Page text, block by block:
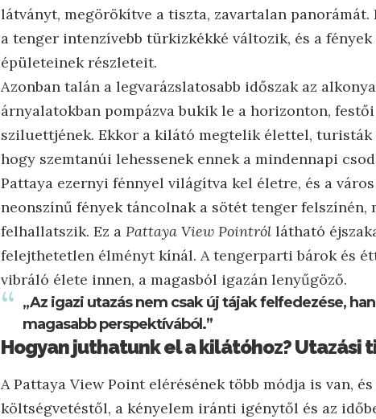
látványt, megörökítve a tiszta, zavartalan panorámát.
a tenger intenzívebb türkizkékké változik, és a fények
épületeinek részleteit.
Azonban talán a legvarázslatosabb időszak az
árnyalatokban pompázva bukik le a horizonton,
sziluettjének. Ekkor a kilátó megtelik élettel, turisták
hogy szemtanúi lehessenek ennek a mindennapi
Pattaya ezernyi fénnyel világítva kel életre, és a
neonszínű fények táncolnak a sötét tenger felszínén,
felhallatszik. Ez a Pattaya View Pointról látható
felejthetetlen élményt kínál. A tengerparti bárok és
vibráló élete innen, a magasból igazán lenyűgöző.
„Az igazi utazás nem csak új tájak felfedezése,
magasabb perspektívából.”
Hogyan juthatunk el a kilátóhoz?
A Pattaya View Point elérésének több módja is van,
költségvetéstől, a kényelem iránti igénytől és az